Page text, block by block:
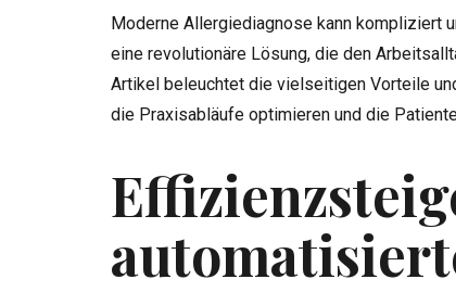
Moderne Allergiediagnose kann kompliziert
eine revolutionäre Lösung, die den
Artikel beleuchtet die vielseitigen Vorteile
die Praxisabläufe optimieren und die